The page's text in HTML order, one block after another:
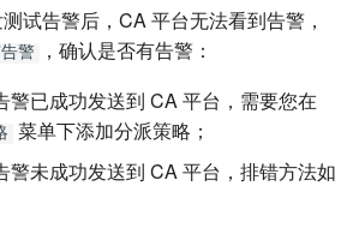
试告警后，CA 平台无法看到告警，
警
，确认是否有告警：
警已成功发送到 CA 平台，需要您在
菜单下添加分派策略；
警未成功发送到 CA 平台，排错方法如